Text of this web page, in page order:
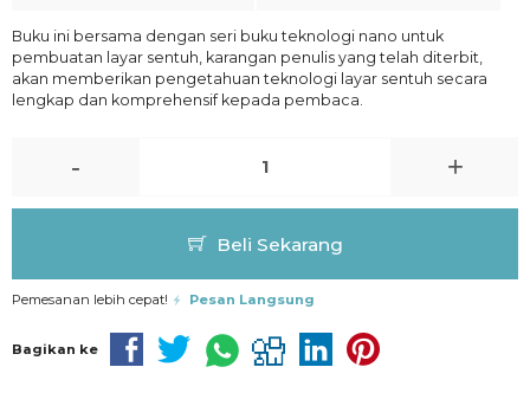
Buku ini bersama dengan seri buku teknologi nano untuk
pembuatan layar sentuh, karangan penulis yang telah diterbit,
akan memberikan pengetahuan teknologi layar sentuh secara
lengkap dan komprehensif kepada pembaca.
- +
Beli Sekarang
Pemesanan lebih cepat! Pesan Langsung
Bagikan ke